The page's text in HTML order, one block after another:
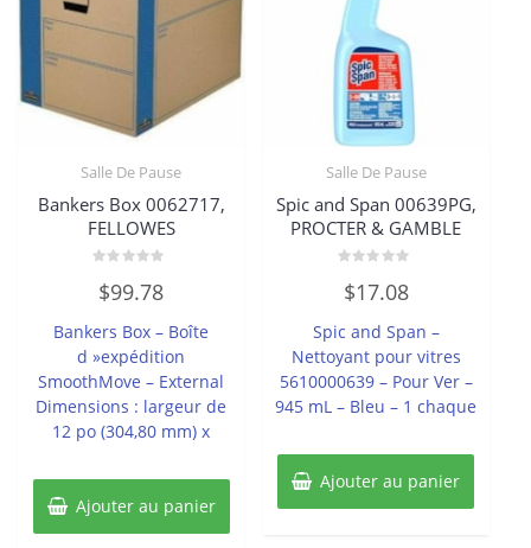
Salle De Pause
Bankers Box 0062717,
FELLOWES
0
sur
$99.78
Bankers Box – Boîte
d »expédition
SmoothMove – External
Dimensions : largeur de
12 po (304,80 mm) x
Ajouter au panier
Salle De Pause
Spic and Span 00639PG,
PROCTER & GAMBLE
0
sur
$17.08
Spic and Span –
Nettoyant pour vitres
5610000639 – Pour Ver –
945 mL – Bleu – 1 chaque
Ajouter au panier